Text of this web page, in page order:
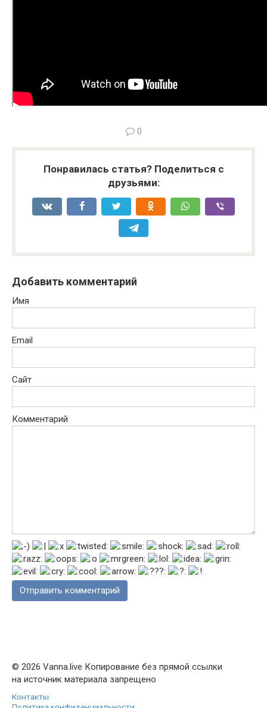
0
Понравилась статья? Поделиться с
друзьями:
Добавить комментарий
Имя
Email
Сайт
Комментарий
© 2026 Vanna.live Копирование без прямой ссылки
на источник материала запрещено
Контакты